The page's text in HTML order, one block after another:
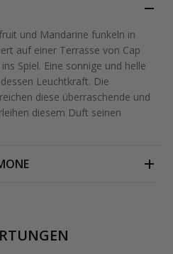
und Mandarine funkeln in
auf einer Terrasse von Cap
Spiel. Eine sonnige und helle
Leuchtkraft. Die
diese überraschende und
diesem Duft seinen